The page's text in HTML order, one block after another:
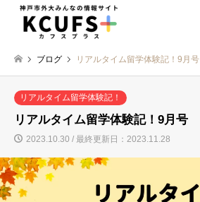
ブログ リアルタイム留学体験記！9月号
リアルタイム留学体験記！
リアルタイム留学体験記！9月号
2023.10.30 / 最終更新日：2023.11.28